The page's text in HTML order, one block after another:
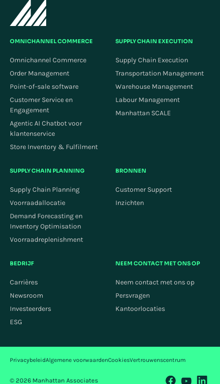
OMNICHANNEL COMMERCE
Omnichannel Commerce
Order Management
Point-of-sale software
Customer Service en
Engagement
Agentic AI Chatbot voor
klantenservice
Store Inventory & Fulfilment
SUPPLY CHAIN EXECUTION
Supply Chain Execution
Transportation Management
Warehouse Management
Labour Management
Manhattan SCALE
SUPPLY CHAIN PLANNING
Supply Chain Planning
Voorraadallocatie
Demand Forecasting en
Inventory Optimisation
Voorraadreplenishment
BRONNEN
Customer Support
Inzichten
BEDRIJF
Carrières
Newsroom
Investeerders
ESG
NEEM CONTACT MET ONS OP
Neem contact met ons op
Persvragen
Kantoorlocaties
© 2026 Manhattan Associates
PrivacybeleidAlgemene voorwaardenCookiesVertrouwenscentrum